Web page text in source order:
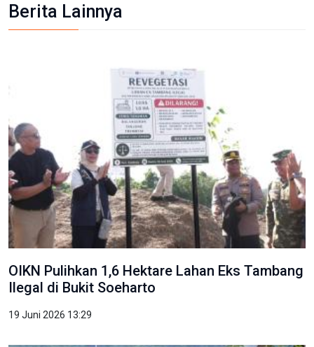
Berita Lainnya
OIKN Pulihkan 1,6 Hektare Lahan Eks Tambang
Ilegal di Bukit Soeharto
19 Juni 2026 13:29